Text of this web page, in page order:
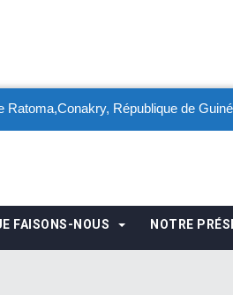
Ratoma,Conakry, République de
FAISONS-NOUS NOTRE